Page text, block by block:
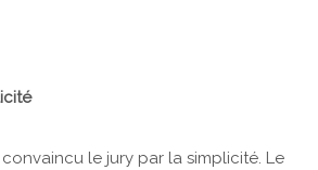
le jury par la simplicité. Le